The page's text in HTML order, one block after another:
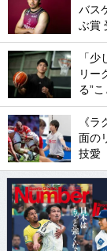
バス
ぶ賞
「
リー
る”
《
面の
技愛